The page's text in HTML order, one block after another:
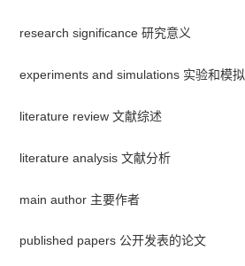
research significance 研究意义
experiments and simulations 实验和模拟
literature review 文献综述
literature analysis 文献分析
main author 主要作者
published papers 公开发表的论文